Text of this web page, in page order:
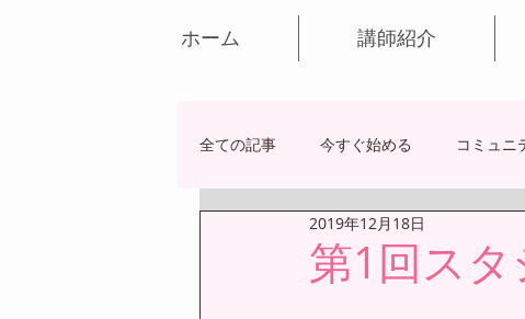
ホーム 講師紹介
全ての記事 今すぐ始める コミュニ
第1回ス
2019年12月18日